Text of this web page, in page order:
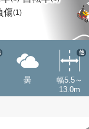
傷(1)
曇
幅5.5～
13.0m
他